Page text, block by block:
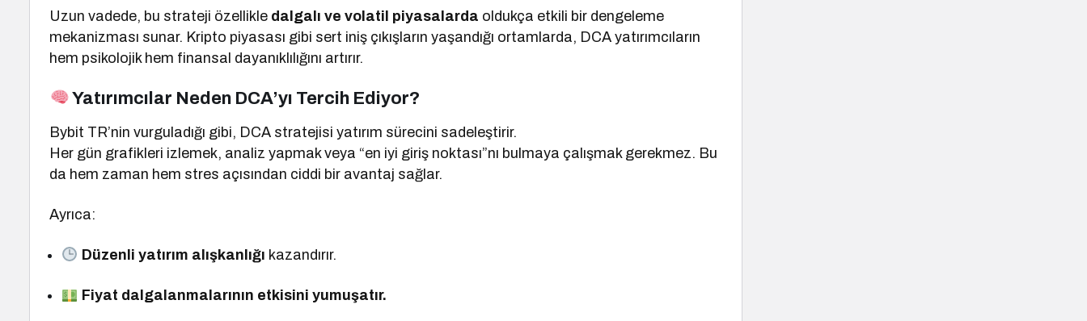
Uzun vadede, bu strateji özellikle dalgalı ve volatil piyasalarda oldukça etkili bir dengeleme
mekanizması sunar. Kripto piyasası gibi sert iniş çıkışların yaşandığı ortamlarda, DCA yatırımcıların
hem psikolojik hem finansal dayanıklılığını artırır.
Yatırımcılar Neden DCA’yı Tercih Ediyor?
Bybit TR’nin vurguladığı gibi, DCA stratejisi yatırım sürecini sadeleştirir.
Her gün grafikleri izlemek, analiz yapmak veya “en iyi giriş noktası”nı bulmaya çalışmak gerekmez. Bu
da hem zaman hem stres açısından ciddi bir avantaj sağlar.
Ayrıca:
Düzenli yatırım alışkanlığı kazandırır.
Fiyat dalgalanmalarının etkisini yumuşatır.